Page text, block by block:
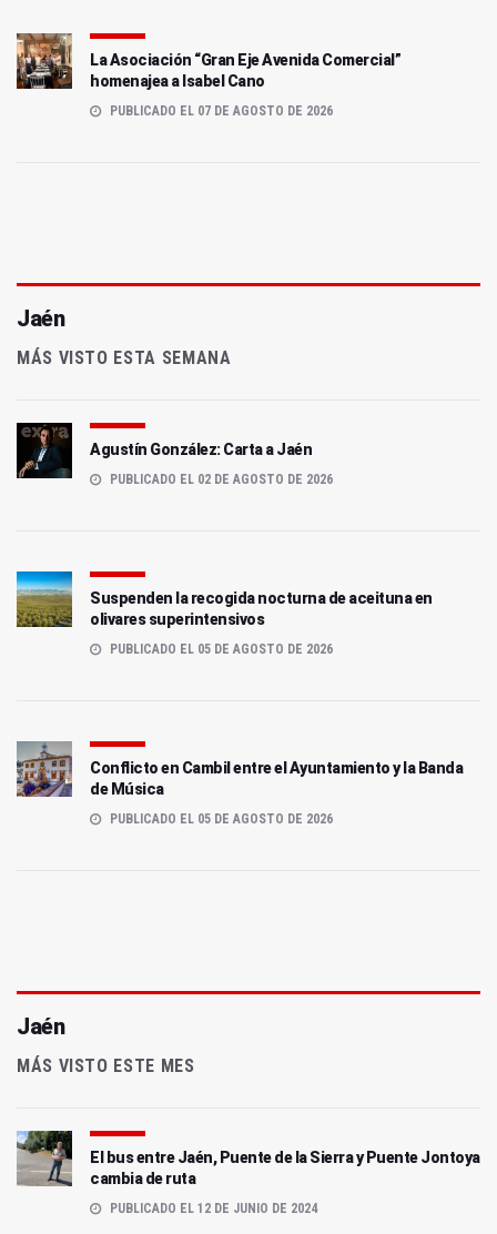
La Asociación “Gran Eje Avenida Comercial”
homenajea a Isabel Cano
PUBLICADO EL 07 DE AGOSTO DE 2026
Jaén
MÁS VISTO ESTA SEMANA
Agustín González: Carta a Jaén
PUBLICADO EL 02 DE AGOSTO DE 2026
Suspenden la recogida nocturna de aceituna en
olivares superintensivos
PUBLICADO EL 05 DE AGOSTO DE 2026
Conflicto en Cambil entre el Ayuntamiento y la Banda
de Música
PUBLICADO EL 05 DE AGOSTO DE 2026
Jaén
MÁS VISTO ESTE MES
El bus entre Jaén, Puente de la Sierra y Puente Jontoya
cambia de ruta
PUBLICADO EL 12 DE JUNIO DE 2024